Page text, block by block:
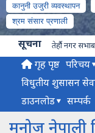
कानुनी उजुरी व्यवस्थापन
श्रम संसार प्रणाली
सूचना तेर्हौ नगर
गृह पृष्ठ परिचय
विधुतीय शुसासन
डाउनलोड
सम्पर्क